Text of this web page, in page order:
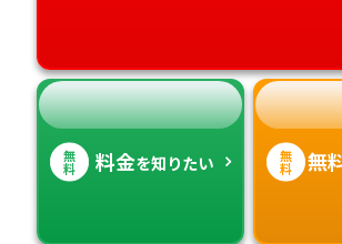
無
料 料金を知りたい 無
料 無